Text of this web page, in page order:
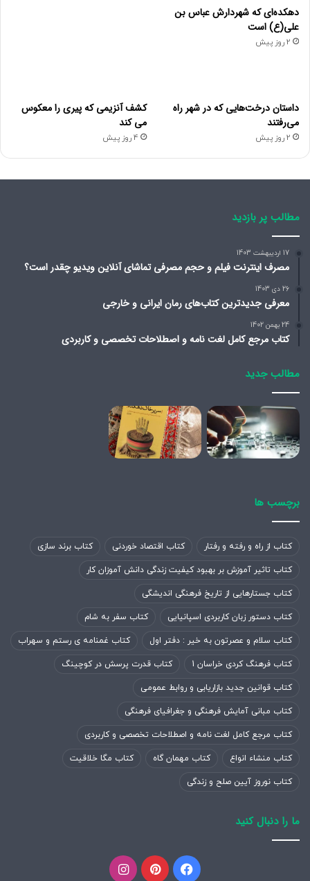
دهکده‌ای که شهردارش عباس بن
علی(ع) است
2 روز پیش
داستان درخت‌هایی که در شهر راه
می‌رفتند
2 روز پیش
کشف آنزیمی که پیری را معکوس
می کند
4 روز پیش
مطالب پر بازدید
17 اردیبهشت 1403
مصرف اینترنت فیلم و حجم مصرفی تماشای آنلاین ویدیو چقدر است؟
26 دی 1403
معرفی جدیدترین کتاب‌های رمان ایرانی و خارجی
24 بهمن 1402
کتاب مرجع کامل لغت نامه و اصطلاحات تخصصی و کاربردی
مطالب جدید
برچسب ها
کتاب از راه و رفته و رفتار کتاب اقتصاد خوردنی کتاب برند سازی
کتاب تاثیر آموزش بر بهبود کیفیت زندگی دانش آموزان کار
کتاب جستارهایی از تاریخ فرهنگی اندیشگی
کتاب دستور زبان کاربردی اسپانیایی کتاب سفر به شام
کتاب سلام و عصرتون به خیر : دفتر اول کتاب غمنامه ی رستم و سهراب
کتاب فرهنگ کردی خراسان 1 کتاب قدرت پرسش در کوچینگ
کتاب قوانین جدید بازاریابی و روابط عمومی
کتاب مبانی آمایش فرهنگی و جغرافیای فرهنگی
کتاب مرجع کامل لغت نامه و اصطلاحات تخصصی و کاربردی
کتاب منشاء انواع کتاب مهمان گاه کتاب مگا خلاقیت
کتاب نوروز آیین صلح و زندگی
ما را دنبال کنید
فیسبوکپینتریستاینستاگرام